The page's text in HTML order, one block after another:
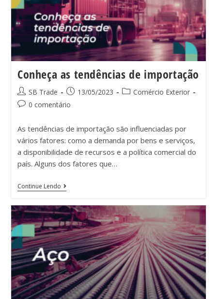
Conheça as tendências de importação
SB Trade 13/05/2023
Comércio Exterior
0 comentário
As tendências de importação são influenciadas por
vários fatores: como a demanda por bens e serviços,
a disponibilidade de recursos e a política comercial do
país. Alguns dos fatores que…
Continue Lendo